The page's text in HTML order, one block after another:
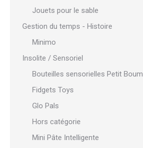
Jouets pour le sable
Gestion du temps - Histoire
Minimo
Insolite / Sensoriel
Bouteilles sensorielles Petit Boum
Fidgets Toys
Glo Pals
Hors catégorie
Mini Pâte Intelligente